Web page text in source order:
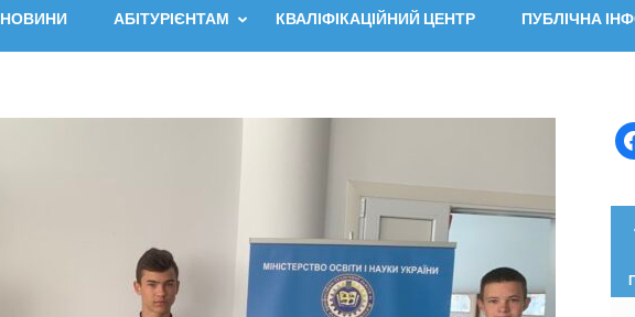
НОВИНИ АБІТУРІЄНТАМ КВАЛІФІКАЦІЙНИЙ ЦЕНТР ПУБЛІЧНА